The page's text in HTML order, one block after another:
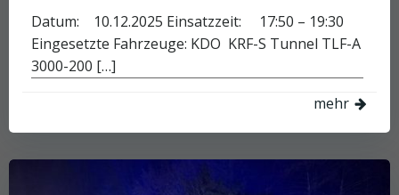
Datum: 10.12.2025 Einsatzzeit: 17:50 – 19:30
Eingesetzte Fahrzeuge: KDO KRF-S Tunnel TLF-A
3000-200 […]
mehr